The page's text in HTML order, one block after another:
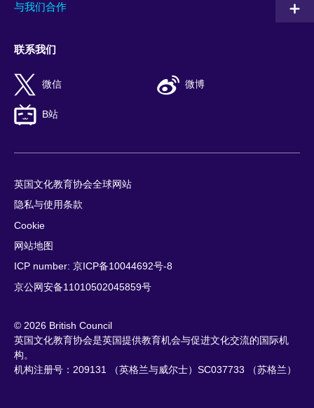
与我们合作
联系我们
微信 微博
B站
英国文化教育协会全球网站
隐私与使用条款
Cookie
网站地图
ICP number: 京ICP备10044692号-8
京公网安备11010502045859号
© 2026 British Council
英国文化教育协会是英国提供教育机会与促进文化交流的国际机
构。
机构注册号：209131 （英格兰与威尔士）SC037733 （苏格兰）